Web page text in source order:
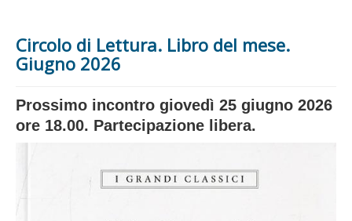
Circolo di Lettura. Libro del mese.
Giugno 2026
Prossimo incontro giovedì 25 giugno 2026
ore 18.00. Partecipazione libera.